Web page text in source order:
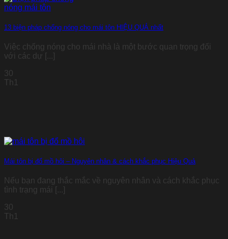
13 biện pháp chống nóng cho mái tôn HIỆU QUẢ nhất
Việc chống nóng cho mái nhà là một bước quan trọng đối
với các dự [...]
30
Th1
Mái tôn bị đổ mồ hôi – Nguyên nhân & cách khắc phục Hiệu Quả
Nếu bạn đang thắc mắc về nguyên nhân và cách khắc phục
tình trạng mái [...]
30
Th1